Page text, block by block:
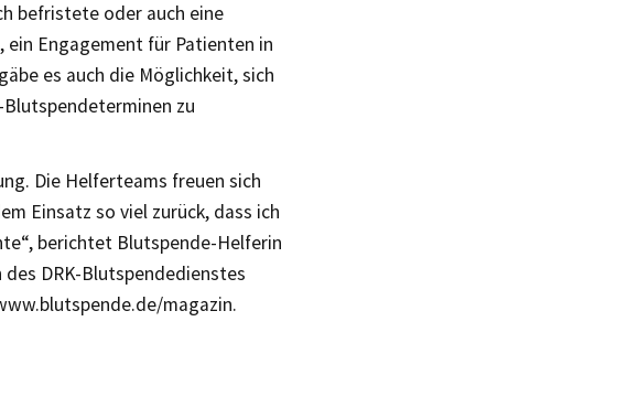
befristete oder auch eine
ein Engagement für Patienten in
es auch die Möglichkeit, sich
zu
Die Helferteams freuen sich
Einsatz so viel zurück, dass ich
berichtet Blutspende-Helferin
DRK-Blutspendedienstes
magazin.